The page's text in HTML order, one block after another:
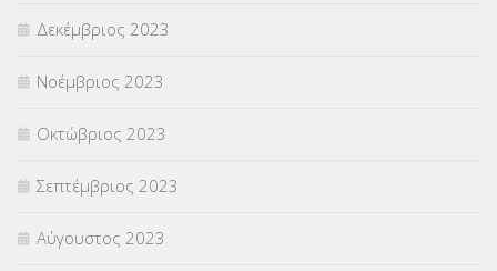
Δεκέμβριος 2023
Νοέμβριος 2023
Οκτώβριος 2023
Σεπτέμβριος 2023
Αύγουστος 2023